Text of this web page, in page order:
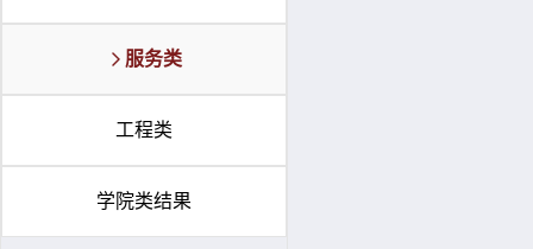
服务类
工程类
学院类结果